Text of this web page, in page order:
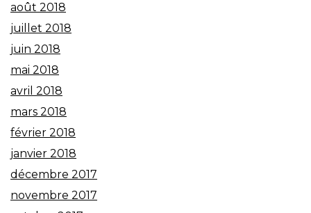
août 2018
juillet 2018
juin 2018
mai 2018
avril 2018
mars 2018
février 2018
janvier 2018
décembre 2017
novembre 2017